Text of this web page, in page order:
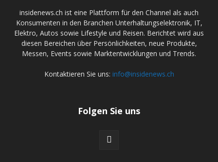
insidenews.ch ist eine Plattform für den Channel als auch
Konsumenten in den Branchen Unterhaltungselektronik, IT,
Elektro, Autos sowie Lifestyle und Reisen. Berichtet wird aus
diesen Bereichen über Persönlichkeiten, neue Produkte,
Messen, Events sowie Marktentwicklungen und Trends.
Kontaktieren Sie uns: info@insidenews.ch
Folgen Sie uns